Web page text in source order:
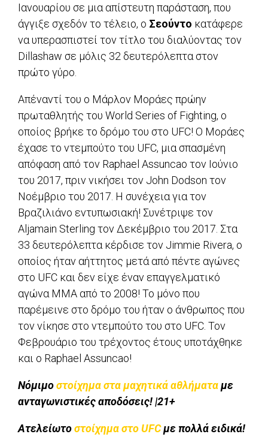
Ιανουαρίου σε μια απίστευτη παράσταση, που
άγγιξε σχεδόν το τέλειο, ο Σεούντο κατάφερε
να υπερασπιστεί τον τίτλο του διαλύοντας τον
Dillashaw σε μόλις 32 δευτερόλεπτα στον
πρώτο γύρο.
Απέναντί του ο Μάρλον Μοράες πρώην
πρωταθλητής του World Series of Fighting, ο
οποίος βρήκε το δρόμο του στο UFC! Ο Μοράες
έχασε το ντεμπούτο του UFC, μια σπασμένη
απόφαση από τον Raphael Assuncao τον Ιούνιο
του 2017, πριν νικήσει τον John Dodson τον
Νοέμβριο του 2017. Η συνέχεια για τον
Βραζιλιάνο εντυπωσιακή! Συνέτριψε τον
Aljamain Sterling τον Δεκέμβριο του 2017. Στα
33 δευτερόλεπτα κέρδισε τον Jimmie Rivera, ο
οποίος ήταν αήττητος μετά από πέντε αγώνες
στο UFC και δεν είχε έναν επαγγελματικό
αγώνα MMA από το 2008! Το μόνο που
παρέμεινε στο δρόμο του ήταν ο άνθρωπος που
τον νίκησε στο ντεμπούτο του στο UFC. Τον
Φεβρουάριο του τρέχοντος έτους υποτάχθηκε
και ο Raphael Assuncao!
Νόμιμοστοίχημα στα μαχητικά αθλήματαμε
ανταγωνιστικές αποδόσεις! |21+
Ατελείωτοστοίχημα στο UFCμε πολλά ειδικά!